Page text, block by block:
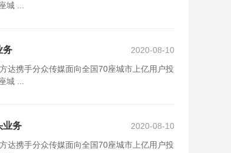
城 ...
务 2020-08-10
达携手分众传媒面向全国70座城市上亿用户投
城 ...
业务 2020-08-10
达携手分众传媒面向全国70座城市上亿用户投